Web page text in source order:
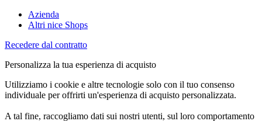
Azienda
Altri nice Shops
Recedere dal contratto
Personalizza la tua esperienza di acquisto
Utilizziamo i cookie e altre tecnologie solo con il tuo consenso
individuale per offrirti un'esperienza di acquisto personalizzata.
A tal fine, raccogliamo dati sui nostri utenti, sul loro comportamento